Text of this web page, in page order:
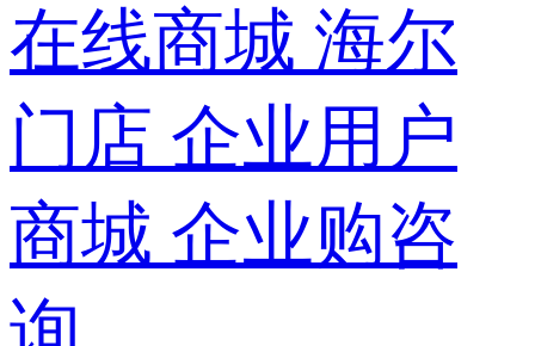
在线商城 海尔
门店 企业用户
商城 企业购咨